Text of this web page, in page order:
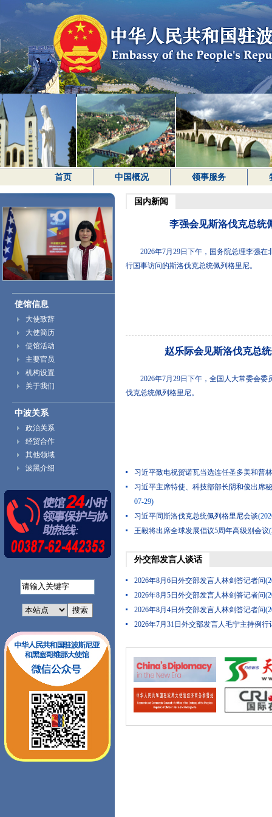
首页 中国概况 领事服务
使馆信息
大使致辞
大使简历
使馆活动
主要官员
机构设置
关于我们
中波关系
政治关系
经贸合作
其他领域
波黑介绍
国内新闻
李强会见斯洛伐克总统
​2026年7月29日下午，国务院总理李强
行国事访问的斯洛伐克总统佩列格里尼。
赵乐际会见斯洛伐克总
2026年7月29日下午，全国人大常委会
伐克总统佩列格里尼。
习近平致电祝贺诺瓦当选连任圣多美和普
习近平主席特使、科技部部长阴和俊出席
07-29)
习近平同斯洛伐克总统佩列格里尼会谈
王毅将出席全球发展倡议5周年高级别会议
外交部发言人谈话
2026年8月6日外交部发言人林剑答记者问
2026年8月5日外交部发言人林剑答记者问
2026年8月4日外交部发言人林剑答记者问
2026年7月31日外交部发言人毛宁主持例行